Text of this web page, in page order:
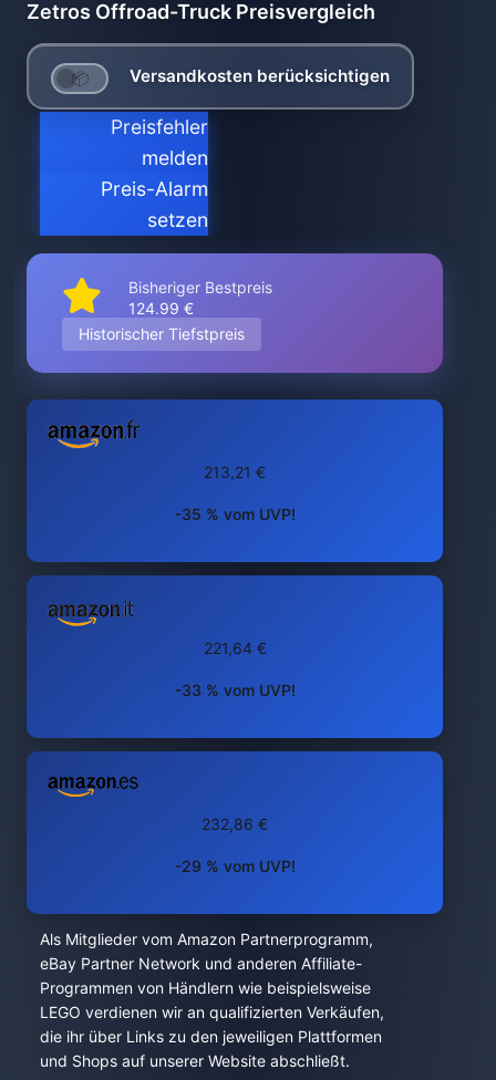
Zetros Offroad-Truck Preisvergleich
Versandkosten berücksichtigen
Preisfehler
melden
Preis-Alarm
setzen
Bisheriger Bestpreis
124.99 €
Historischer Tiefstpreis
213,21 €
-35 % vom UVP!
221,64 €
-33 % vom UVP!
232,86 €
-29 % vom UVP!
Als Mitglieder vom Amazon Partnerprogramm,
eBay Partner Network und anderen Affiliate-
Programmen von Händlern wie beispielsweise
LEGO verdienen wir an qualifizierten Verkäufen,
die ihr über Links zu den jeweiligen Plattformen
und Shops auf unserer Website abschließt.